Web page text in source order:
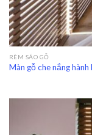
RÈM SÁO GỖ
Màn gỗ che nắng hành